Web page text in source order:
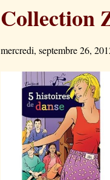
Collection
mercredi, septembre 26,